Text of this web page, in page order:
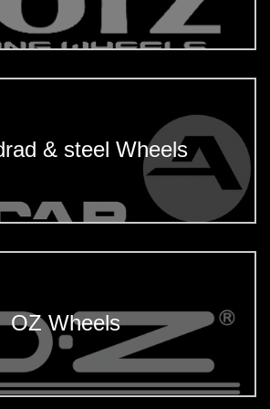
& steel Wheels
OZ Wheels